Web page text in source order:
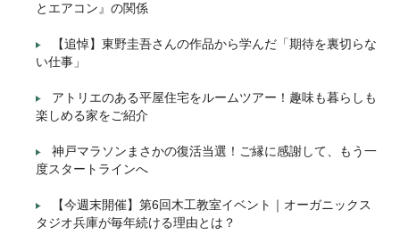
とエアコン』の関係
【追悼】東野圭吾さんの作品から学んだ「期待を裏切らな
い仕事」
アトリエのある平屋住宅をルームツアー！趣味も暮らしも
楽しめる家をご紹介
神戸マラソンまさかの復活当選！ご縁に感謝して、もう一
度スタートラインへ
【今週末開催】第6回木工教室イベント｜オーガニックス
タジオ兵庫が毎年続ける理由とは？